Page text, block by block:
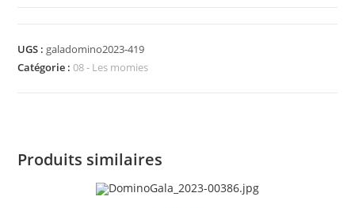
UGS : galadomino2023-419
Catégorie :08 - Les momies
Produits similaires